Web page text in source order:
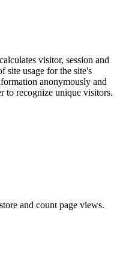
visitor, session and
site usage for the site's
anonymously and
to recognize unique visitors.
and count page views.